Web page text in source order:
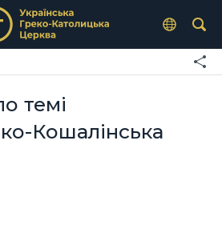
темі
Кошалінська